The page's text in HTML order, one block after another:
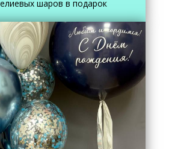
шаров в подарок